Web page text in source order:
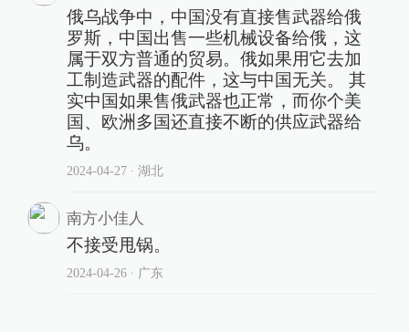
俄乌战争中，中国没有直接售武器给俄
罗斯，中国出售一些机械设备给俄，这
属于双方普通的贸易。俄如果用它去加
工制造武器的配件，这与中国无关。 其
实中国如果售俄武器也正常，而你个美
国、欧洲多国还直接不断的供应武器给
乌。
2024-04-27∙ 湖北
南方小佳人
不接受甩锅。
2024-04-26∙ 广东